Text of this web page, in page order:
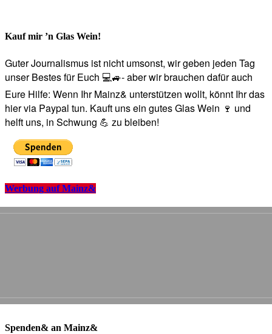
Kauf mir ’n Glas Wein!
Guter Journalismus ist nicht umsonst, wir geben jeden Tag
unser Bestes für Euch 💻🚙- aber wir brauchen dafür auch
Eure Hilfe: Wenn Ihr Mainz& unterstützen wollt, könnt Ihr das
hier via Paypal tun. Kauft uns ein gutes Glas Wein 🍷 und
helft uns, in Schwung 💪 zu bleiben!
Werbung auf Mainz&
Spenden& an Mainz&